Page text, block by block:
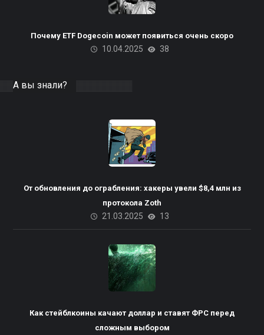
Почему ETF Dogecoin может появиться очень скоро
10.04.2025 38
А вы знали?
От обновления до ограбления: хакеры увели $8,4 млн из
протокола Zoth
21.03.2025 13
Как стейблкоины качают доллар и ставят ФРС перед
сложным выбором